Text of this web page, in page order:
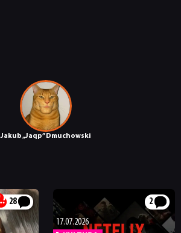
Jakub „Jaqp” Dmuchowski
28 2
17.07.2026